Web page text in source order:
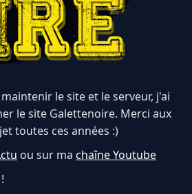
le site et le serveur, j'ai
le site Galettenoire. Merci aux
toutes ces années :)
ou sur ma chaîne Youtube